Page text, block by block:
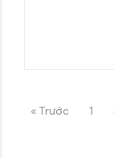
« Trước 1